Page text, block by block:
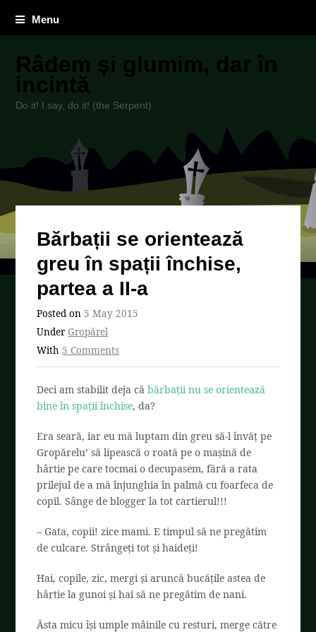
Menu
Râdem și glumim, dar în
incintă
Do it! I say, do it! (the Serpent)
Bărbații se orientează
greu în spații închise,
partea a II-a
Posted on 5 May 2015
UnderGropărel
With 5 Comments
Deci am stabilit deja căbărbații nu se orientează
bine în spații închise, da?
Era seară, iar eu mă luptam din greu să-l învăț pe
Gropărelu’ să lipească o roată pe o mașină de
hârtie pe care tocmai o decupasem, fără a rata
prilejul de a mă înjunghia în palmă cu foarfeca de
copil. Sânge de blogger la tot cartierul!!!
– Gata, copii! zice mami. E timpul să ne pregătim
de culcare. Strângeți tot și haideți!
Hai, copile, zic, mergi și aruncă bucățile astea de
hârtie la gunoi și hai să ne pregătim de nani.
Ăsta micu își umple mâinile cu resturi, merge către